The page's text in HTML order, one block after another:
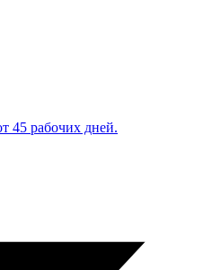
45 рабочих дней.